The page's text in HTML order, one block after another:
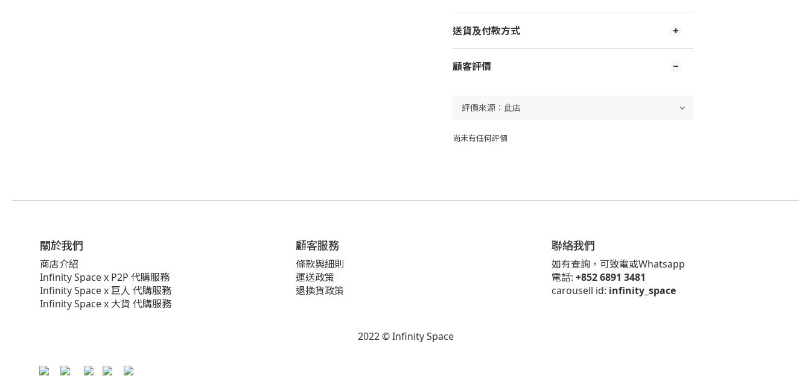
送貨及付款方式
顧客評價
尚未有任何評價
關於我們
商店介紹
Infinity Space x P2P 代購服務
Infinity Space x 巨人 代購服務
Infinity Space x 大貨 代購服務
顧客服務
條款與細則
運送政策
退換貨政策
聯絡我們
如有查詢，可致電或Whatsapp
電話: +852 6891 3481
carousell id: infinity_space
2022 © Infinity Space